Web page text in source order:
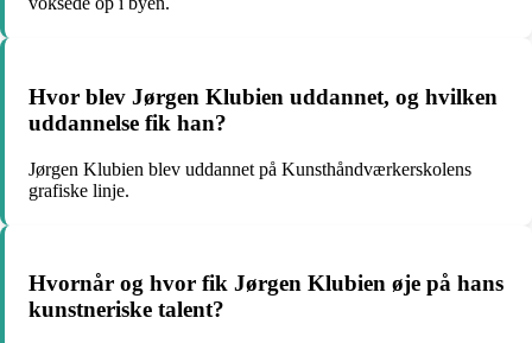
Hvor blev Jørgen Klubien uddannet, og hvilken
uddannelse fik han?
Jørgen Klubien blev uddannet på Kunsthåndværkerskolens
grafiske linje.
Hvornår og hvor fik Jørgen Klubien øje på hans
kunstneriske talent?